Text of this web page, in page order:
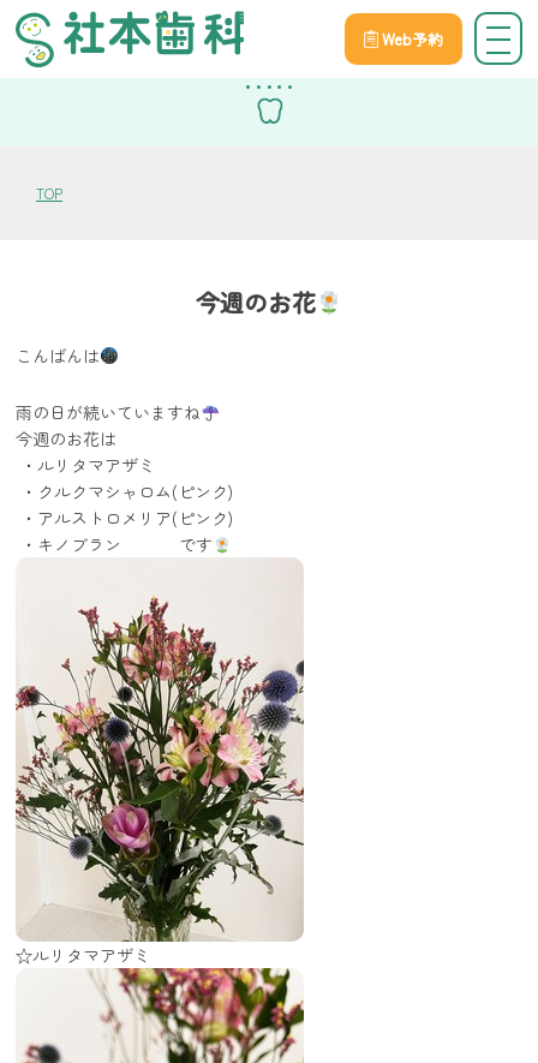
Web予約
スタッフブログ
TOP
今週のお花
こんばんは
雨の日が続いていますね
今週のお花は
・ルリタマアザミ
・クルクマシャロム(ピンク)
・アルストロメリア(ピンク)
・キノブラン です
☆ルリタマアザミ